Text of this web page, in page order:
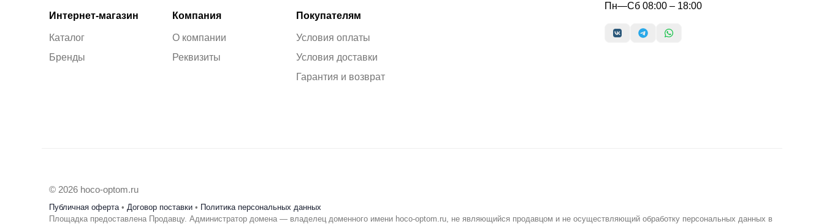
Интернет-магазин
Каталог
Бренды
Компания
О компании
Реквизиты
Покупателям
Условия оплаты
Условия доставки
Гарантия и возврат
Пн—Сб 08:00 – 18:00
© 2026 hoco-optom.ru
Публичная оферта• Договор поставки • Политика персональных данных
Площадка предоставлена Продавцу. Администратор домена — владелец доменного имени hoco-optom.ru, не являющийся продавцом и не осуществляющий обработку персональных данных в